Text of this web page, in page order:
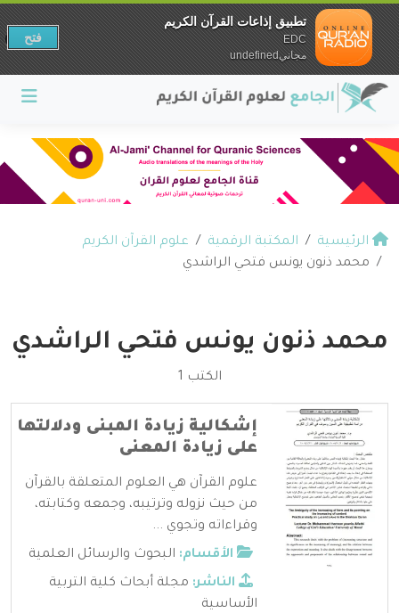
الرئيسية المكتبة الرقمية
علوم القرآن الكريم
محمد ذنون يونس فتحي الراشدي
محمد ذنون يونس فتحي الراشدي
الكتب 1
إشكالية زيادة المبنى ودلالتها
على زيادة المعنى
علوم القرآن هي العلوم المتعلقة بالقرآن
من حيث نزوله وترتيبه، وجمعه وكتابته،
وقراءاته وتجوي ...
الأقسام: البحوث والرسائل العلمية
الناشر: مجلة أبحاث كلية التربية
الأساسية
تطبيق إذاعات القرآن الكريم
EDC
مجانيundefined
فتح